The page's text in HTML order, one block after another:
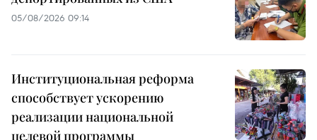
05/08/2026 09:14
Институциональная реформа
способствует ускорению
реализации национальной
целевой программы